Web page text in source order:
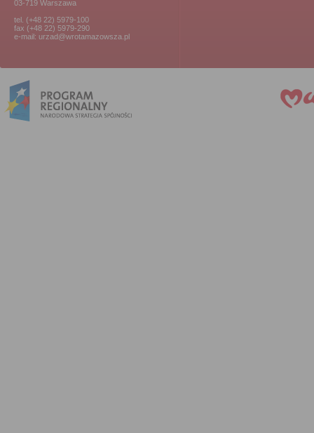
03-719 Warszawa
tel. (+48 22) 5979-100
fax (+48 22) 5979-290
e-mail: urzad@wrotamazowsza.pl